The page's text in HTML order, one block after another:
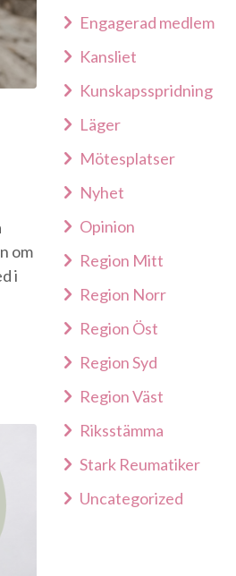
om
i
Engagerad medlem
Kansliet
Kunskapsspridning
Läger
Mötesplatser
Nyhet
Opinion
Region Mitt
Region Norr
Region Öst
Region Syd
Region Väst
Riksstämma
Stark Reumatiker
Uncategorized